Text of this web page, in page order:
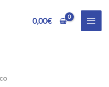
0,00€